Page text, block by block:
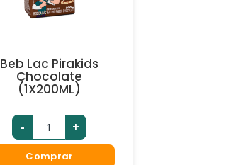
Beb Lac Pirakids
Chocolate
(1X200ML)
- +
Comprar